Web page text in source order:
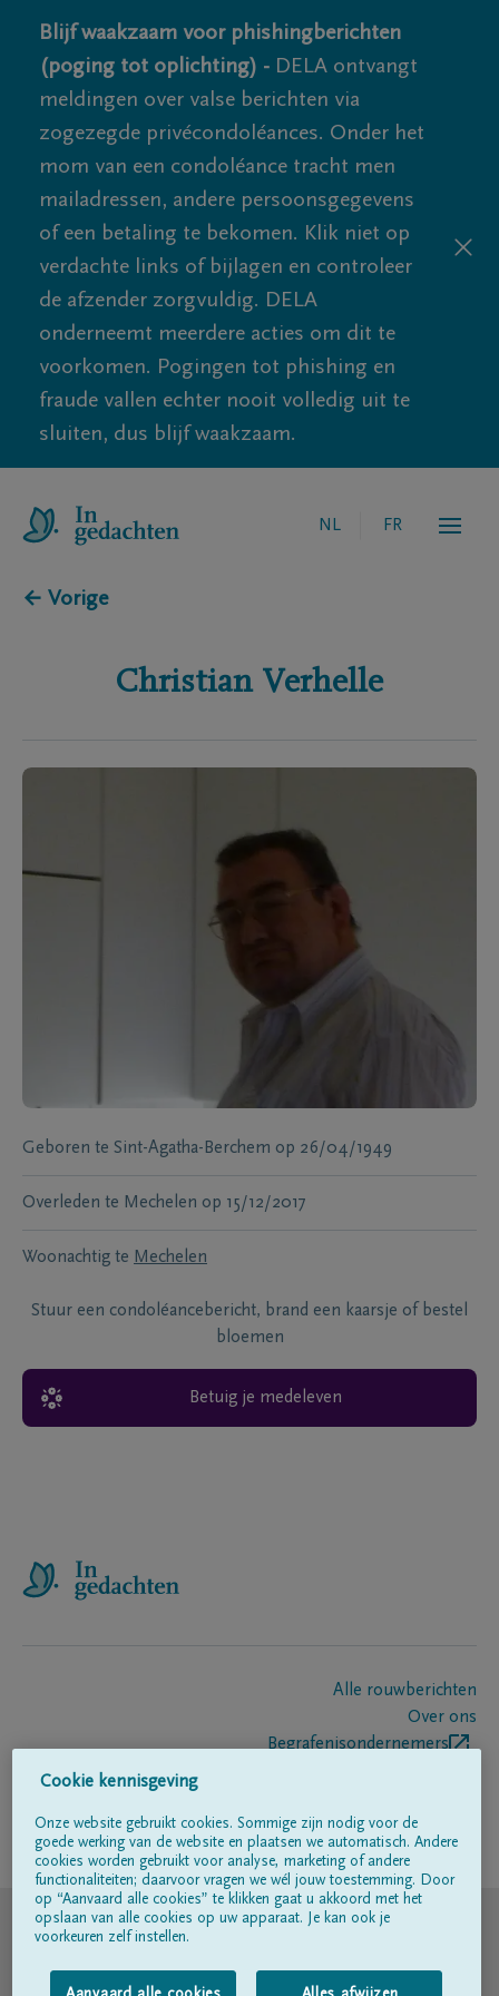
Blijf waakzaam voor phishingberichten
(poging tot oplichting) - DELA ontvangt
meldingen over valse berichten via
zogezegde privécondoléances. Onder het
mom van een condoléance tracht men
mailadressen, andere persoonsgegevens
of een betaling te bekomen. Klik niet op
verdachte links of bijlagen en controleer
de afzender zorgvuldig. DELA
onderneemt meerdere acties om dit te
voorkomen. Pogingen tot phishing en
fraude vallen echter nooit volledig uit te
sluiten, dus blijf waakzaam.
NL FR
← Vorige
Christian Verhelle
Geboren te Sint-Agatha-Berchem op 26/04/1949
Overleden te Mechelen op 15/12/2017
Woonachtig te Mechelen
Stuur een condoléancebericht, brand een kaarsje of bestel
bloemen
Betuig je medeleven
Alle rouwberichten
Over ons
Begrafenisondernemers
Volg ons op
© DELA
Gebruiksvoorwaarden
Cookie kennisgeving
Onze website gebruikt cookies. Sommige zijn nodig voor de
goede werking van de website en plaatsen we automatisch. Andere
cookies worden gebruikt voor analyse, marketing of andere
functionaliteiten; daarvoor vragen we wél jouw toestemming. Door
op “Aanvaard alle cookies” te klikken gaat u akkoord met het
opslaan van alle cookies op uw apparaat. Je kan ook je
voorkeuren zelf instellen.